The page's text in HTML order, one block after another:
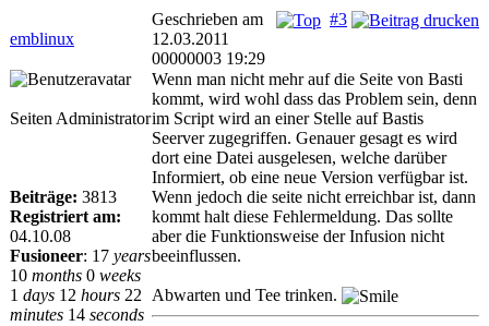
emblinux
#3
Geschrieben am
12.03.2011
00000003 19:29
Seiten Administrator
Beiträge: 3813
Registriert am:
04.10.08
Fusioneer: 17 years
10 months 0 weeks
1 days 12 hours 22
minutes 14 seconds
Wenn man nicht mehr auf die Seite von Basti
kommt, wird wohl dass das Problem sein, denn
im Script wird an einer Stelle auf Bastis
Seerver zugegriffen. Genauer gesagt es wird
dort eine Datei ausgelesen, welche darüber
Informiert, ob eine neue Version verfügbar ist.
Wenn jedoch die seite nicht erreichbar ist, dann
kommt halt diese Fehlermeldung. Das sollte
aber die Funktionsweise der Infusion nicht
beeinflussen.
Abwarten und Tee trinken.